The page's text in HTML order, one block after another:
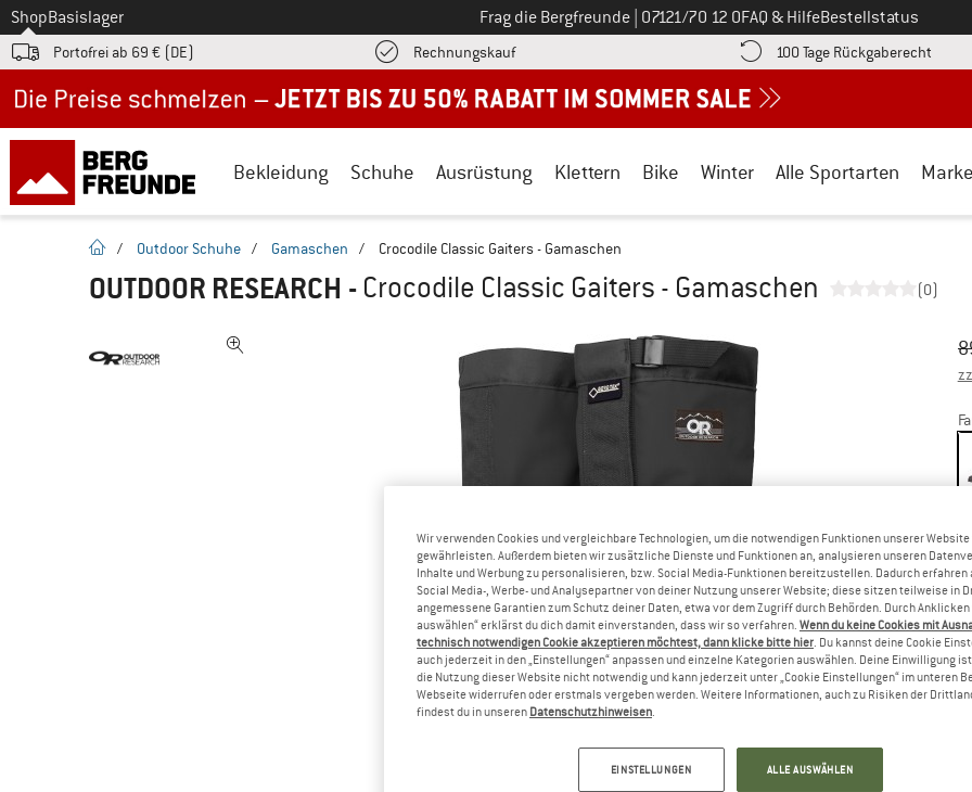
Zum
ShopBasislager Frag die Bergfreunde Ruf uns an unter
07121/70 12 0FAQ & HilfeBestellstatus
Portofrei ab 69 € (DE) RechnungskaufFinde die Zahlungs-Infos hier! Öffnet sich in einer Infobox
100 Tage Rückgaberecht
Bekleidung Schuhe Ausrüstung Klettern Bike Winter Alle Sportarten
Startseite
/ Outdoor Schuhe / Gamaschen / Crocodile Classic Gaiters - Gamaschen
OUTDOOR RESEARCH - Crocodile Classic Gaiters - Gamaschen (0)
Wir verwenden Cookies und vergleichbare Technologien, um die notwendigen Funktionen unserer Website
gewährleisten. Außerdem bieten wir zusätzliche Dienste und Funktionen an, analysieren unseren
Inhalte und Werbung zu personalisieren, bzw. Social Media-Funktionen bereitzustellen. Dadurch erfahren
Social Media-, Werbe- und Analysepartner von deiner Nutzung unserer Website; diese sitzen teilweise in
angemessene Garantien zum Schutz deiner Daten, etwa vor dem Zugriff durch Behörden. Durch Anklicken
auswählen“ erklärst du dich damit einverstanden, dass wir so verfahren. Wenn du keine Cookies mit
technisch notwendigen Cookie akzeptieren möchtest, dann klicke bitte hier. Du kannst deine Cookie
auch jederzeit in den „Einstellungen“ anpassen und einzelne Kategorien auswählen. Deine Einwilligung
die Nutzung dieser Website nicht notwendig und kann jederzeit unter „Cookie Einstellungen“ im unteren
Webseite widerrufen oder erstmals vergeben werden. Weitere Informationen, auch zu Risiken der
findest du in unseren Datenschutzhinweisen.
EINSTELLUNGEN ALLE AUSWÄHLEN